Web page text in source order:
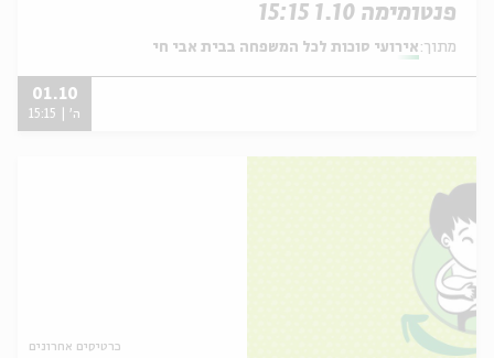
פנטומימה 1.10 15:15
מתוך: אירועי סוכות לכל המשפחה בבית אבי חי
01.10
ה' | 15:15
כרטיסים אחרונים